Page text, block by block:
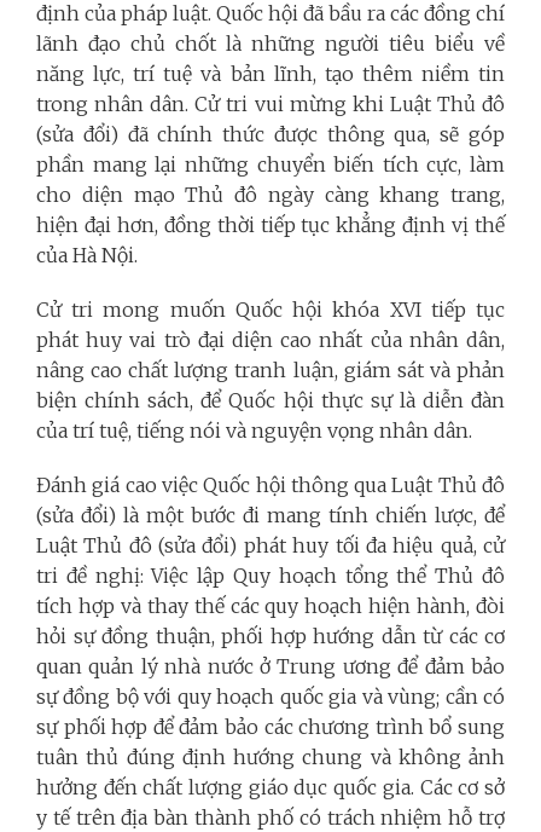
định của pháp luật. Quốc hội đã bầu ra các đồng chí
lãnh đạo chủ chốt là những người tiêu biểu về
năng lực, trí tuệ và bản lĩnh, tạo thêm niềm tin
trong nhân dân. Cử tri vui mừng khi Luật Thủ đô
(sửa đổi) đã chính thức được thông qua, sẽ góp
phần mang lại những chuyển biến tích cực, làm
cho diện mạo Thủ đô ngày càng khang trang,
hiện đại hơn, đồng thời tiếp tục khẳng định vị thế
của Hà Nội.
Cử tri mong muốn Quốc hội khóa XVI tiếp tục
phát huy vai trò đại diện cao nhất của nhân dân,
nâng cao chất lượng tranh luận, giám sát và phản
biện chính sách, để Quốc hội thực sự là diễn đàn
của trí tuệ, tiếng nói và nguyện vọng nhân dân.
Đánh giá cao việc Quốc hội thông qua Luật Thủ đô
(sửa đổi) là một bước đi mang tính chiến lược, để
Luật Thủ đô (sửa đổi) phát huy tối đa hiệu quả, cử
tri đề nghị: Việc lập Quy hoạch tổng thể Thủ đô
tích hợp và thay thế các quy hoạch hiện hành, đòi
hỏi sự đồng thuận, phối hợp hướng dẫn từ các cơ
quan quản lý nhà nước ở Trung ương để đảm bảo
sự đồng bộ với quy hoạch quốc gia và vùng; cần có
sự phối hợp để đảm bảo các chương trình bổ sung
tuân thủ đúng định hướng chung và không ảnh
hưởng đến chất lượng giáo dục quốc gia. Các cơ sở
y tế trên địa bàn thành phố có trách nhiệm hỗ trợ